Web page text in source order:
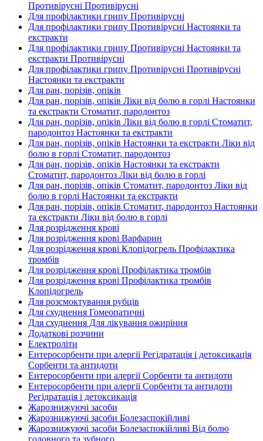
Противірусні Противірусні
Для профілактики грипу Противірусні
Для профілактики грипу Противірусні Настоянки та
екстракти
Для профілактики грипу Противірусні Настоянки та
екстракти Противірусні
Для профілактики грипу Противірусні Противірусні
Настоянки та екстракти
Для ран, порізів, опіків
Для ран, порізів, опіків Ліки від болю в горлі Настоянки
та екстракти Стоматит, пародонтоз
Для ран, порізів, опіків Ліки від болю в горлі Стоматит,
пародонтоз Настоянки та екстракти
Для ран, порізів, опіків Настоянки та екстракти Ліки від
болю в горлі Стоматит, пародонтоз
Для ран, порізів, опіків Настоянки та екстракти
Стоматит, пародонтоз Ліки від болю в горлі
Для ран, порізів, опіків Стоматит, пародонтоз Ліки від
болю в горлі Настоянки та екстракти
Для ран, порізів, опіків Стоматит, пародонтоз Настоянки
та екстракти Ліки від болю в горлі
Для розрідження крові
Для розрідження крові Варфарин
Для розрідження крові Клопідогрель Профілактика
тромбів
Для розрідження крові Профілактика тромбів
Для розрідження крові Профілактика тромбів
Клопідогрель
Для розсмоктування рубців
Для схуднення Гомеопатичні
Для схуднення Для лікування ожиріння
Додаткові розчини
Електроліти
Ентеросорбенти при алергії Регідратація і детоксикація
Сорбенти та антидоти
Ентеросорбенти при алергії Сорбенти та антидоти
Ентеросорбенти при алергії Сорбенти та антидоти
Регідратація і детоксикація
Жарознижуючі засоби
Жарознижуючі засоби Болезаспокійливі
Жарознижуючі засоби Болезаспокійливі Від болю
головного та зубного